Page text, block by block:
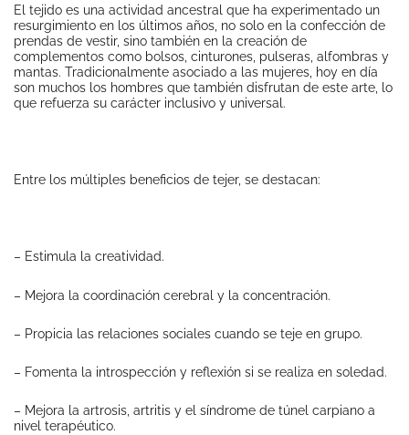
El tejido es una actividad ancestral que ha experimentado un
resurgimiento en los últimos años, no solo en la confección de
prendas de vestir, sino también en la creación de
complementos como bolsos, cinturones, pulseras, alfombras y
mantas. Tradicionalmente asociado a las mujeres, hoy en día
son muchos los hombres que también disfrutan de este arte, lo
que refuerza su carácter inclusivo y universal.
Entre los múltiples beneficios de tejer, se destacan:
– Estimula la creatividad.
– Mejora la coordinación cerebral y la concentración.
– Propicia las relaciones sociales cuando se teje en grupo.
– Fomenta la introspección y reflexión si se realiza en soledad.
– Mejora la artrosis, artritis y el síndrome de túnel carpiano a
nivel terapéutico.